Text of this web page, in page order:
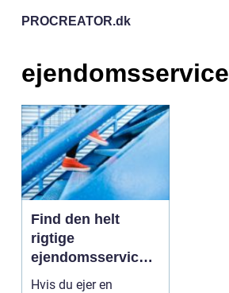
PROCREATOR.dk
ejendomsservice
Find den helt
rigtige
ejendomsservice
på Fyn
Hvis du ejer en